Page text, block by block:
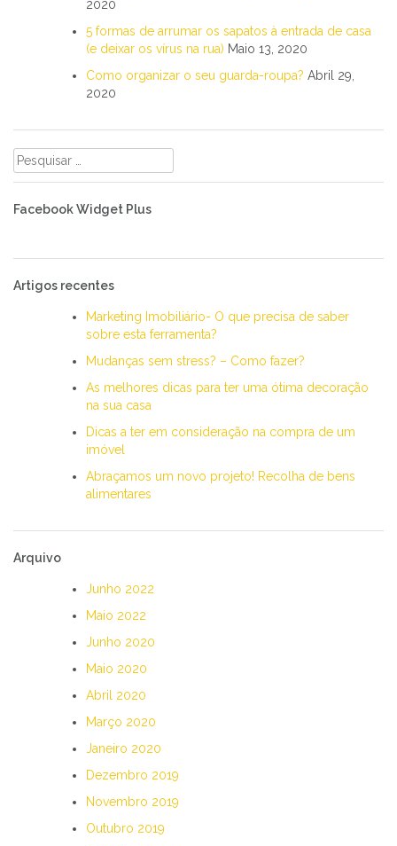
2020
5 formas de arrumar os sapatos à entrada de casa
(e deixar os vírus na rua) Maio 13, 2020
Como organizar o seu guarda-roupa? Abril 29,
2020
Pesquisar
por:
Facebook Widget Plus
Artigos recentes
Marketing Imobiliário- O que precisa de saber
sobre esta ferramenta?
Mudanças sem stress? – Como fazer?
As melhores dicas para ter uma ótima decoração
na sua casa
Dicas a ter em consideração na compra de um
imóvel
Abraçamos um novo projeto! Recolha de bens
alimentares
Arquivo
Junho 2022
Maio 2022
Junho 2020
Maio 2020
Abril 2020
Março 2020
Janeiro 2020
Dezembro 2019
Novembro 2019
Outubro 2019